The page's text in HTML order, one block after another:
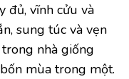
đủ, vĩnh cửu và
sung túc và vẹn
nhà giống
mùa trong một.